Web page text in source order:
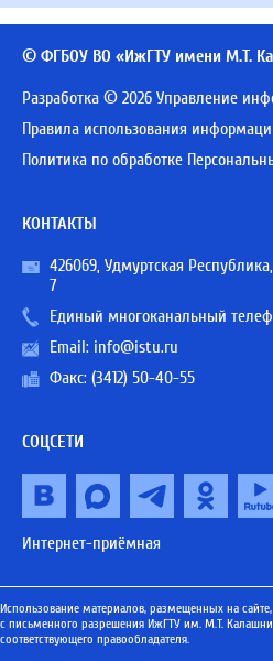
© ФГБОУ ВО «ИжГТУ имени М.Т.
Разработка © 2026 Управление
Правила использования
Политика по обработке
КОНТАКТЫ
426069, Удмуртская
7
Единый многоканальный
Email: info@istu.ru
Факс: (3412) 50-40-55
СОЦСЕТИ
Интернет-приёмная
Использование материалов, размещенных на сайте,
с письменного разрешения ИжГТУ им. М.Т.
соответствующего правообладателя.